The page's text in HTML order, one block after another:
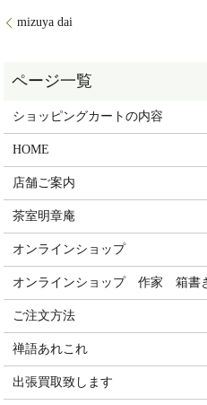
mizuya dai
ショッピングカートの内容
HOME
店舗ご案内
茶室明章庵
オンラインショップ
オンラインショップ 作家 箱書
ご注文方法
禅語あれこれ
出張買取致します